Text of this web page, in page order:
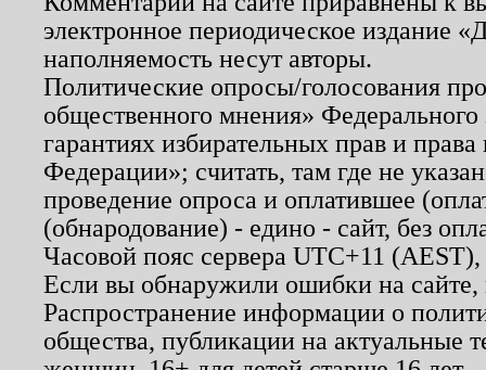
электронное периодическое издание
наполняемость несут авторы.
Политические опросы/голосования
общественного мнения»
гарантиях избирательных прав и
Федерации»; считать, там где не
проведение опроса и оплатившее
(обнародование) - едино - сайт, без
Часовой пояс сервера UTC+11
Если вы обнаружили ошибки на
Распространение информации о
общества, публикации на актуальные